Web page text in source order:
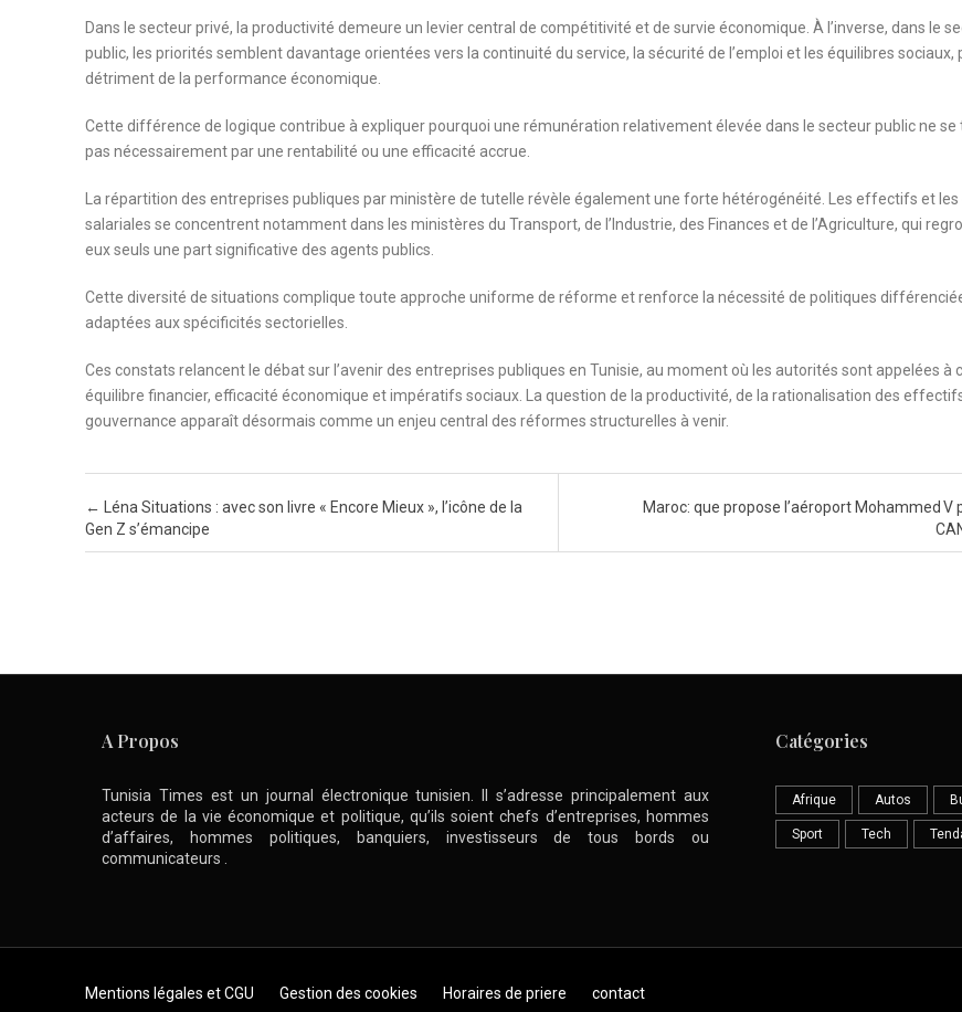
Dans le secteur privé, la productivité demeure un levier central de compétitivité et de survie économique. À l’inverse, dans le
public, les priorités semblent davantage orientées vers la continuité du service, la sécurité de l’emploi et les équilibres sociaux,
détriment de la performance économique.
Cette différence de logique contribue à expliquer pourquoi une rémunération relativement élevée dans le secteur public ne se
pas nécessairement par une rentabilité ou une efficacité accrue.
La répartition des entreprises publiques par ministère de tutelle révèle également une forte hétérogénéité. Les effectifs et les
salariales se concentrent notamment dans les ministères du Transport, de l’Industrie, des Finances et de l’Agriculture, qui
eux seuls une part significative des agents publics.
Cette diversité de situations complique toute approche uniforme de réforme et renforce la nécessité de politiques
adaptées aux spécificités sectorielles.
Ces constats relancent le débat sur l’avenir des entreprises publiques en Tunisie, au moment où les autorités sont appelées à
équilibre financier, efficacité économique et impératifs sociaux. La question de la productivité, de la rationalisation des
gouvernance apparaît désormais comme un enjeu central des réformes structurelles à venir.
Post navigation
← Léna Situations : avec son livre « Encore Mieux », l’icône de la
Gen Z s’émancipe
Maroc: que propose l’aéroport Mohammed V
A Propos
Tunisia Times est un journal électronique tunisien. Il s’adresse principalement aux
acteurs de la vie économique et politique, qu’ils soient chefs d’entreprises, hommes
d’affaires, hommes politiques, banquiers, investisseurs de tous bords ou
communicateurs .
Catégories
Afrique Autos
Sport Tech
Skip to content
Mentions légales et CGU Gestion des cookies Horaires de priere contact